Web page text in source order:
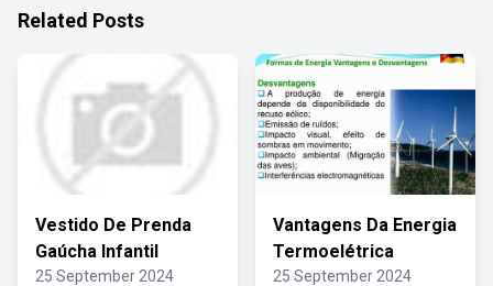
Related Posts
Vestido De Prenda
Gaúcha Infantil
25 September 2024
Vantagens Da Energia
Termoelétrica
25 September 2024